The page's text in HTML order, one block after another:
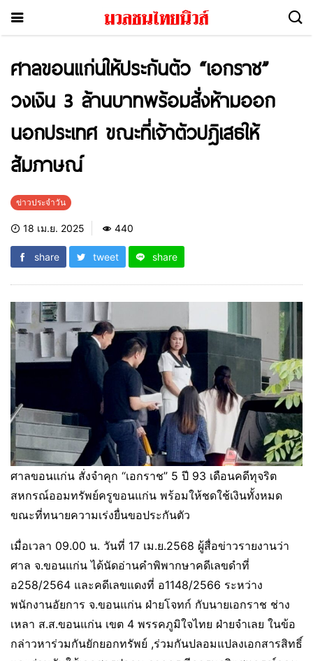
ศาลขอนแก่นให้ประกันตัว “เอกราช”
วงเงิน 3 ล้านบาทพร้อมสั่งห้ามออก
นอกประเทศ ขณะที่เจ้าตัวปฎิเสธให้
สัมภาษณ์
ข่าวประจำวัน
18 เม.ย. 2025 440
share tweet share
ศาลขอนแก่น สั่งจำคุก “เอกราช” 5 ปี 93 เดือนคดีทุจริต
สหกรณ์ออมทรัพย์ครูขอนแก่น พร้อมให้ชดใช้เงินทั้งหมด
ขณะที่ทนายความเร่งยื่นขอประกันตัว
เมื่อเวลา 09.00 น. วันที่ 17 เม.ย.2568 ผู้สื่อข่าวรายงานว่า
ศาล จ.ขอนแก่น ได้นัดอ่านคำพิพากษาคดีเลขดำที่
อ258/2564 และคดีเลขแดงที่ อ1148/2566 ระหว่าง
พนักงานอัยการ จ.ขอนแก่น ฝ่ายโจทก์ กับนายเอกราช ช่าง
เหลา ส.ส.ขอนแก่น เขต 4 พรรคภูมิใจไทย ฝ่ายจำเลย ในข้อ
กล่าวหาร่วมกันยักยอกทรัพย์ ,ร่วมกันปลอมแปลงเอกสารสิทธิ์